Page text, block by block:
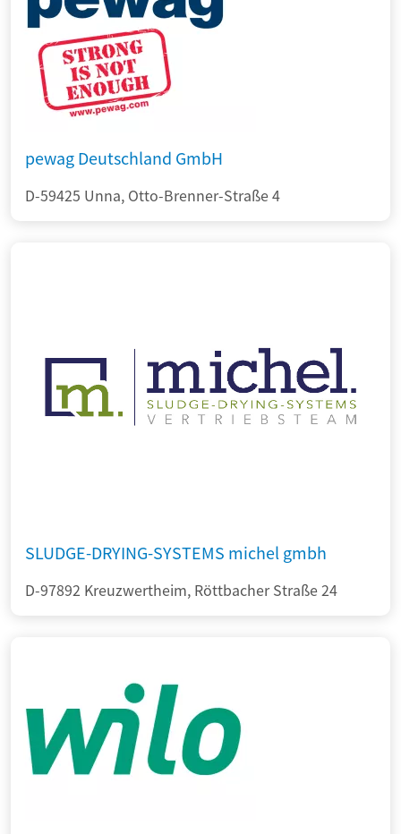
pewag Deutschland GmbH
D-59425 Unna, Otto-Brenner-Straße 4
SLUDGE-DRYING-SYSTEMS michel gmbh
D-97892 Kreuzwertheim, Röttbacher Straße 24